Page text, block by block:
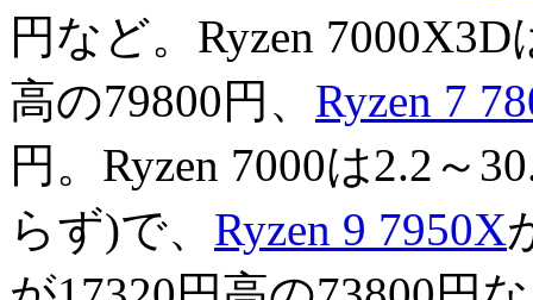
円など。Ryzen 7000X3D
高の79800円、 Ryzen 7
円。Ryzen 7000は2.2～
らず)で、 Ryzen 9 7950X